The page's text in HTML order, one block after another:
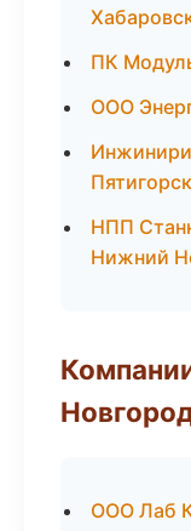
ПК
ООО
Пятигорск
НПП
Нижний
ООО Лаб